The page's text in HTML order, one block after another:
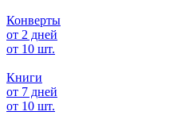
Конверты
от 2 дней
от 10 шт.
Книги
от 7 дней
от 10 шт.